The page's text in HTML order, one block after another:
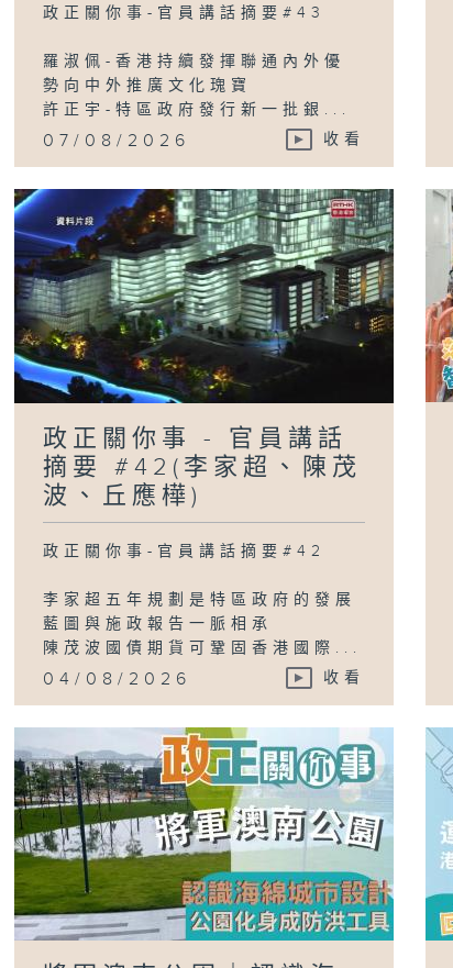
政正關你事-官員講話摘要#43
羅淑佩-香港持續發揮聯通內外優
勢向中外推廣文化瑰寶
許正宇-特區政府發行新一批銀...
07/08/2026 收看
政正關你事 - 官員講話
摘要 #42(李家超、陳茂
波、丘應樺)
政正關你事-官員講話摘要#42
李家超五年規劃是特區政府的發展
藍圖與施政報告一脈相承
陳茂波國債期貨可鞏固香港國際...
04/08/2026 收看